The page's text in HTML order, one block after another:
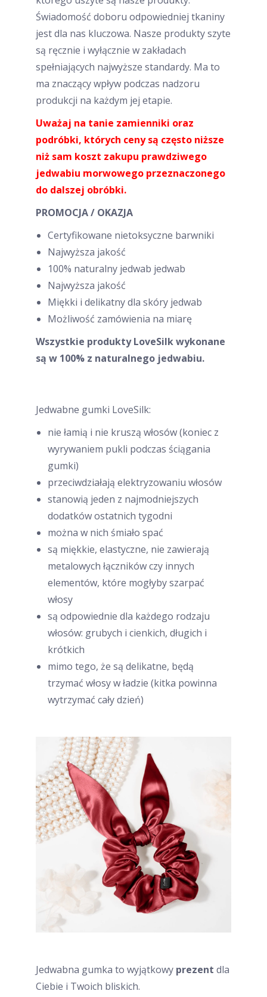
Świadomość doboru odpowiedniej tkaniny
jest dla nas kluczowa. Nasze produkty szyte
są ręcznie i wyłącznie w zakładach
spełniających najwyższe standardy. Ma to
ma znaczący wpływ podczas nadzoru
produkcji na każdym jej etapie.
Uważaj na tanie zamienniki oraz
podróbki, których ceny są często niższe
niż sam koszt zakupu prawdziwego
jedwabiu morwowego przeznaczonego
do dalszej obróbki.
PROMOCJA / OKAZJA
Certyfikowane nietoksyczne barwniki
Najwyższa jakość
100% naturalny jedwab jedwab
Najwyższa jakość
Miękki i delikatny dla skóry jedwab
Możliwość zamówienia na miarę
Wszystkie produkty LoveSilk wykonane
są w 100% z naturalnego jedwabiu.
Jedwabne gumki LoveSilk:
nie łamią i nie kruszą włosów (koniec z
wyrywaniem pukli podczas ściągania
gumki)
przeciwdziałają elektryzowaniu włosów
stanowią jeden z najmodniejszych
dodatków ostatnich tygodni
można w nich śmiało spać
są miękkie, elastyczne, nie zawierają
metalowych łączników czy innych
elementów, które mogłyby szarpać
włosy
są odpowiednie dla każdego rodzaju
włosów: grubych i cienkich, długich i
krótkich
mimo tego, że są delikatne, będą
trzymać włosy w ładzie (kitka powinna
wytrzymać cały dzień)
Jedwabna gumka to wyjątkowy prezent dla
Ciebie i Twoich bliskich.